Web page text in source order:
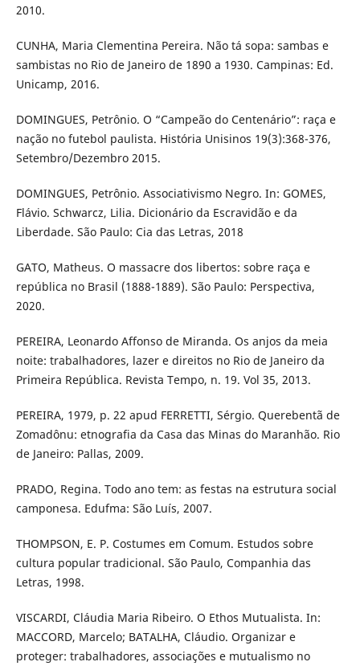
2010.
CUNHA, Maria Clementina Pereira. Não tá sopa: sambas e
sambistas no Rio de Janeiro de 1890 a 1930. Campinas: Ed.
Unicamp, 2016.
DOMINGUES, Petrônio. O “Campeão do Centenário”: raça e
nação no futebol paulista. História Unisinos 19(3):368-376,
Setembro/Dezembro 2015.
DOMINGUES, Petrônio. Associativismo Negro. In: GOMES,
Flávio. Schwarcz, Lilia. Dicionário da Escravidão e da
Liberdade. São Paulo: Cia das Letras, 2018
GATO, Matheus. O massacre dos libertos: sobre raça e
república no Brasil (1888-1889). São Paulo: Perspectiva,
2020.
PEREIRA, Leonardo Affonso de Miranda. Os anjos da meia
noite: trabalhadores, lazer e direitos no Rio de Janeiro da
Primeira República. Revista Tempo, n. 19. Vol 35, 2013.
PEREIRA, 1979, p. 22 apud FERRETTI, Sérgio. Querebentã de
Zomadônu: etnografia da Casa das Minas do Maranhão. Rio
de Janeiro: Pallas, 2009.
PRADO, Regina. Todo ano tem: as festas na estrutura social
camponesa. Edufma: São Luís, 2007.
THOMPSON, E. P. Costumes em Comum. Estudos sobre
cultura popular tradicional. São Paulo, Companhia das
Letras, 1998.
VISCARDI, Cláudia Maria Ribeiro. O Ethos Mutualista. In:
MACCORD, Marcelo; BATALHA, Cláudio. Organizar e
proteger: trabalhadores, associações e mutualismo no